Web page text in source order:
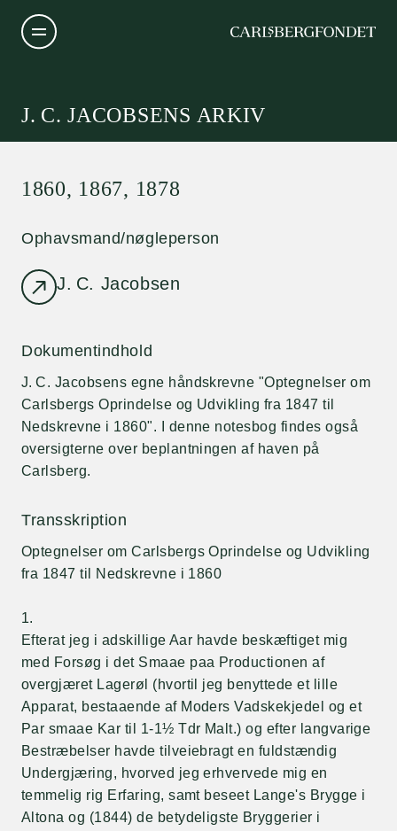
J. C. JACOBSENS ARKIV
1860, 1867, 1878
Ophavsmand/nøgleperson
J. C. Jacobsen
Dokumentindhold
J. C. Jacobsens egne håndskrevne "Optegnelser om
Carlsbergs Oprindelse og Udvikling fra 1847 til
Nedskrevne i 1860". I denne notesbog findes også
oversigterne over beplantningen af haven på
Carlsberg.
Transskription
Optegnelser om Carlsbergs Oprindelse og Udvikling
fra 1847 til Nedskrevne i 1860
1.
Efterat jeg i adskillige Aar havde beskæftiget mig
med Forsøg i det Smaae paa Productionen af
overgjæret Lagerøl (hvortil jeg benyttede et lille
Apparat, bestaaende af Moders Vadskekjedel og et
Par smaae Kar til 1-1½ Tdr Malt.) og efter langvarige
Bestræbelser havde tilveiebragt en fuldstændig
Undergjæring, hvorved jeg erhvervede mig en
temmelig rig Erfaring, samt beseet Lange's Brygge i
Altona og (1844) de betydeligste Bryggerier i